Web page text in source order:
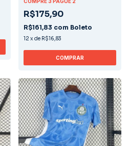
R$175,90
R$161,83 com Boleto
12 x de R$16,83
COMPRAR